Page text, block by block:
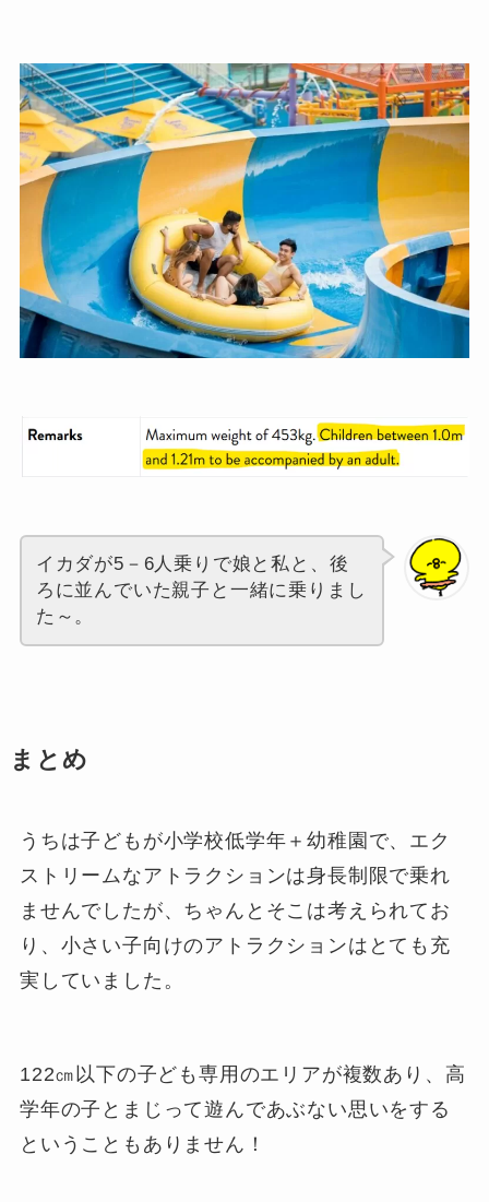
イカダが5－6人乗りで娘と私と、後
ろに並んでいた親子と一緒に乗りまし
た～。
まとめ
うちは子どもが小学校低学年＋幼稚園で、エク
ストリームなアトラクションは身長制限で乗れ
ませんでしたが、ちゃんとそこは考えられてお
り、小さい子向けのアトラクションはとても充
実していました。
122㎝以下の子ども専用のエリアが複数あり、高
学年の子とまじって遊んであぶない思いをする
ということもありません！